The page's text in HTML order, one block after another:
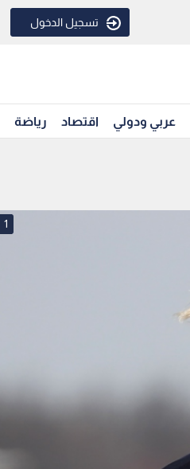
تسجيل الدخول
عربي ودولي اقتصاد رياضة
1